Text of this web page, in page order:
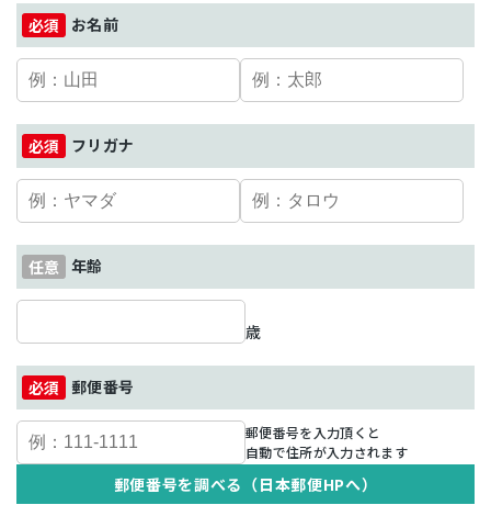
お名前
フリガナ
年齢
歳
郵便番号
郵便番号を入力頂くと
自動で住所が入力されます
郵便番号を調べる（日本郵便HPへ）